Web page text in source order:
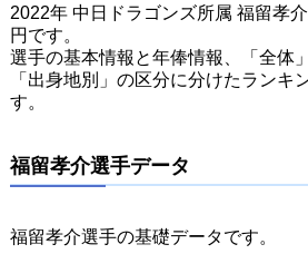
2022年 中日ドラゴンズ所属 福留孝
円です。
選手の基本情報と年俸情報、「全体
「出身地別」の区分に分けたランキ
す。
福留孝介選手データ
福留孝介選手の基礎データです。